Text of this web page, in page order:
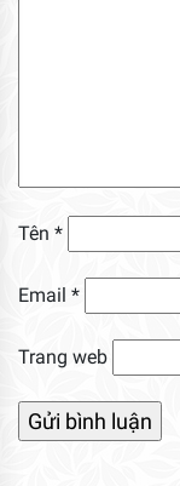
Tên *
Email *
Trang web